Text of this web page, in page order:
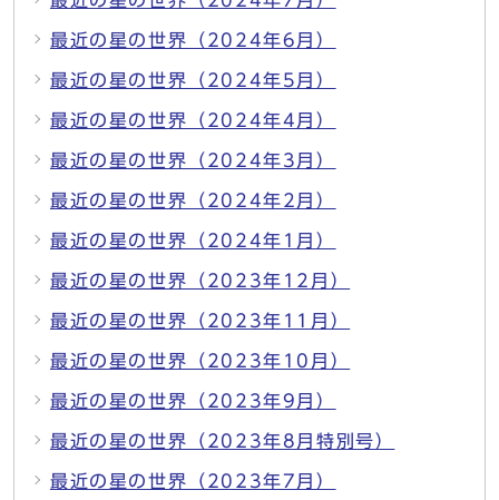
最近の星の世界（2024年6月）
最近の星の世界（2024年5月）
最近の星の世界（2024年4月）
最近の星の世界（2024年3月）
最近の星の世界（2024年2月）
最近の星の世界（2024年1月）
最近の星の世界（2023年12月）
最近の星の世界（2023年11月）
最近の星の世界（2023年10月）
最近の星の世界（2023年9月）
最近の星の世界（2023年8月特別号）
最近の星の世界（2023年7月）